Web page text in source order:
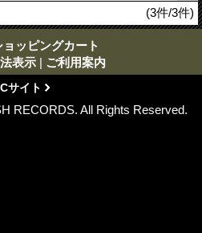
(3件/3件)
ョッピングカート
表示 | ご利用案内
サイト
RECORDS. All Rights Reserved.